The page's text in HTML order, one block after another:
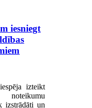
iesniegt
izteikt
izstrādāti un